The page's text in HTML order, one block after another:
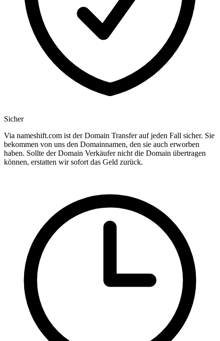
Sicher
Via nameshift.com ist der Domain Transfer auf jeden Fall sicher. Sie
bekommen von uns den Domainnamen, den sie auch erworben
haben. Sollte der Domain Verkäufer nicht die Domain übertragen
können, erstatten wir sofort das Geld zurück.